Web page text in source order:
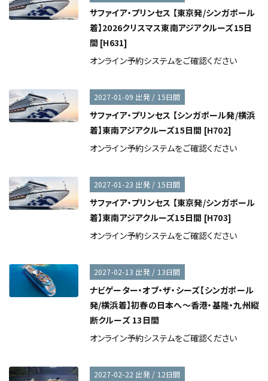
サファイア・プリンセス 【東京発/シンガポール
着】2026クリスマス東南アジアクルーズ15日
間 [H631]
オンライン予約システムをご確認ください
2027-01-09 出発 / 15日間
サファイア・プリンセス 【シンガポール発/横浜
着】東南アジアクルーズ15日間 [H702]
オンライン予約システムをご確認ください
2027-01-23 出発 / 15日間
サファイア・プリンセス 【東京発/シンガポール
着】東南アジアクルーズ15日間 [H703]
オンライン予約システムをご確認ください
2027-02-13 出発 / 13日間
ナビゲーター・オブ・ザ・シーズ【シンガポール
発/横浜着】初春の日本へ～香港・基隆・九州縦
断クルーズ 13日間
オンライン予約システムをご確認ください
2027-02-22 出発 / 12日間